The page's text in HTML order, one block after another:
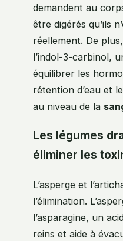
demandent au
être digérés qu’ils
réellement. De
l’indol-3-carbinol,
équilibrer les
rétention d’eau et
au niveau de la
Les légumes
éliminer les
L’asperge et
l’élimination.
l’asparagine, un
reins et aide à